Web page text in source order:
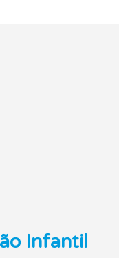
Infantil